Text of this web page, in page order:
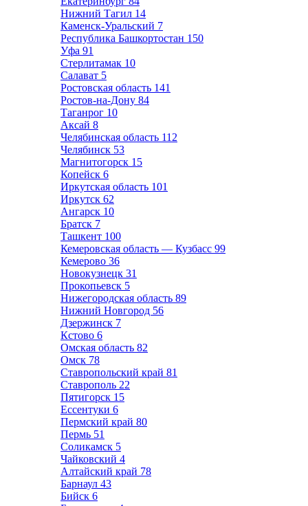
Нижний Тагил 14
Каменск-Уральский 7
Республика Башкортостан 150
Уфа 91
Стерлитамак 10
Салават 5
Ростовская область 141
Ростов-на-Дону 84
Таганрог 10
Аксай 8
Челябинская область 112
Челябинск 53
Магнитогорск 15
Копейск 6
Иркутская область 101
Иркутск 62
Ангарск 10
Братск 7
Ташкент 100
Кемеровская область — Кузбасс 99
Кемерово 36
Новокузнецк 31
Прокопьевск 5
Нижегородская область 89
Нижний Новгород 56
Дзержинск 7
Кстово 6
Омская область 82
Омск 78
Ставропольский край 81
Ставрополь 22
Пятигорск 15
Ессентуки 6
Пермский край 80
Пермь 51
Соликамск 5
Чайковский 4
Алтайский край 78
Барнаул 43
Бийск 6